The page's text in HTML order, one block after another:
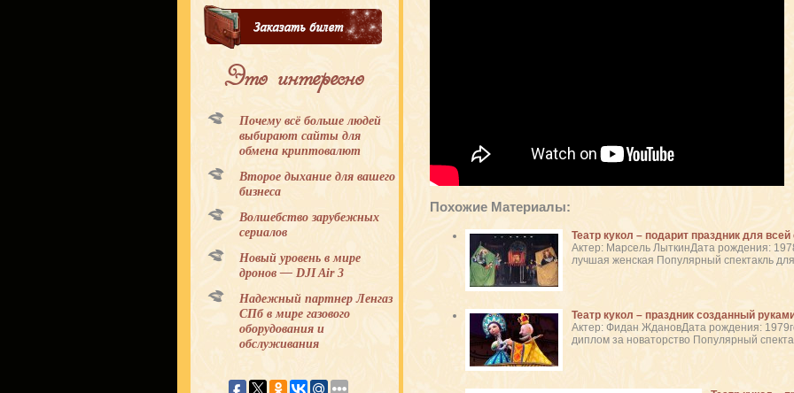
Это интересно
Почему всё больше людей
выбирают сайты для
обмена криптовалют
Второе дыхание для вашего
бизнеса
Волшебство зарубежных
сериалов
Новый уровень в мире
дронов — DJI Air 3
Надежный партнер Ленгаз
СПб в мире газового
оборудования и
обслуживания
Похожие Материалы:
Театр кукол – подарит праздник для
Актер: Марсель ЛыткинДата рождения:
лучшая женская Популярный спектакль
Театр кукол – праздник созданный
Актер: Фидан ЖдановДата рождения:
диплом за новаторство Популярный